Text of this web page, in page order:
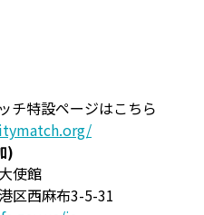
チ特設ページはこちら
)
使館
区西麻布3-5-31